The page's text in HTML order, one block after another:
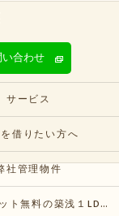
い合わせ
サービス
借りたい方へ
社管理物件
インターネット無料の築浅１LDKおすすめ賃貸物件が空いてきます